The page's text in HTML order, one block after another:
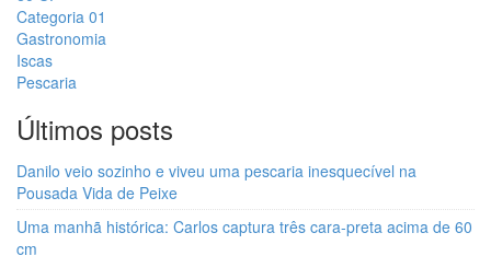
Categoria 01
Gastronomia
Iscas
Pescaria
Últimos posts
Danilo veio sozinho e viveu uma pescaria inesquecível na
Pousada Vida de Peixe
Uma manhã histórica: Carlos captura três cara-preta acima de 60
cm